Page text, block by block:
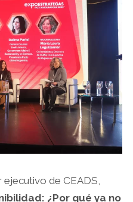
de CEADS,
¿Por qué ya no